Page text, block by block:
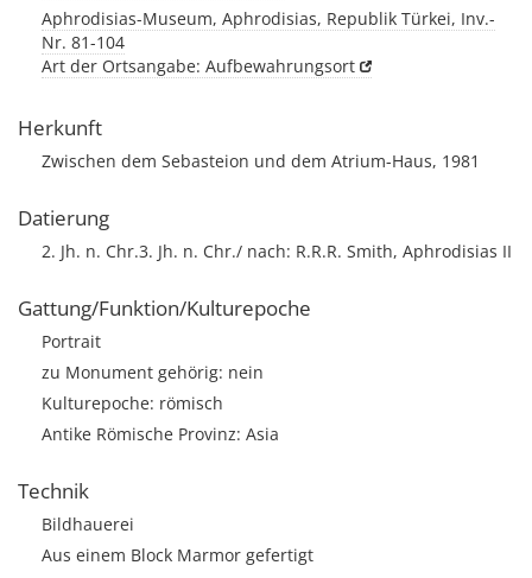
Aphrodisias-Museum, Aphrodisias, Republik Türkei, Inv.-
Nr. 81-104
Art der Ortsangabe: Aufbewahrungsort
Herkunft
Zwischen dem Sebasteion und dem Atrium-Haus, 1981
Datierung
2. Jh. n. Chr.3. Jh. n. Chr./ nach: R.R.R. Smith, Aphrodisias II
Gattung/Funktion/Kulturepoche
Portrait
zu Monument gehörig: nein
Kulturepoche: römisch
Antike Römische Provinz: Asia
Technik
Bildhauerei
Aus einem Block Marmor gefertigt